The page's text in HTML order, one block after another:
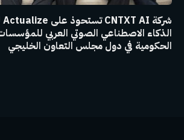
الذكاء الاصطناعي الصوتي العربي
الحكومية في دول مجلس التعاون الخليجي